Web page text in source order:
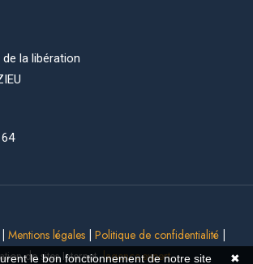
la libération
Mentions légales Politique de confidentialité
de sites Internet,lagence.expert ✖
le bon fonctionnement de notre site